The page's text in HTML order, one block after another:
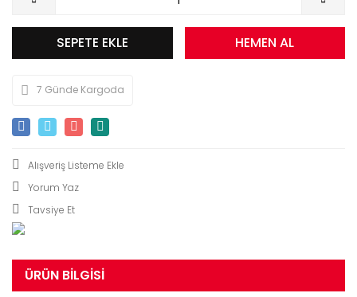
SEPETE EKLE HEMEN AL
7 Günde Kargoda
Yorum Yaz
Tavsiye Et
ÜRÜN BILGISI